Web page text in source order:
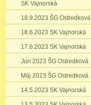
SK Vajnorská
18.9.2023 ŠG Ostredková
18.6.2023 SK Vajnorská
17.6.2023 SK Vajnorská
Jún 2023 ŠG Ostredková
Máj 2023 ŠG Ostredková
14.5.2023 SK Vajnorská